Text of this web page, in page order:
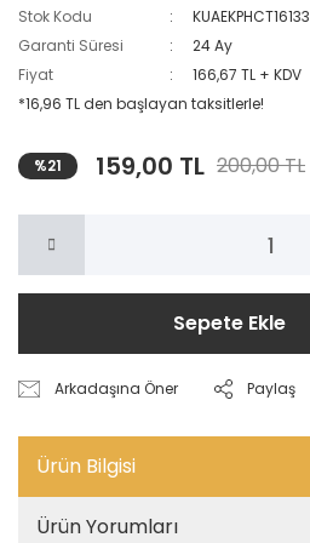
Stok Kodu
KUAEKPHCT16133
Garanti Süresi
24 Ay
Fiyat
166,67 TL + KDV
*16,96 TL den başlayan taksitlerle!
%21 159,00 TL 200,00 TL
Sepete Ekle
Arkadaşına Öner Paylaş
Ürün Bilgisi
Ürün Yorumları